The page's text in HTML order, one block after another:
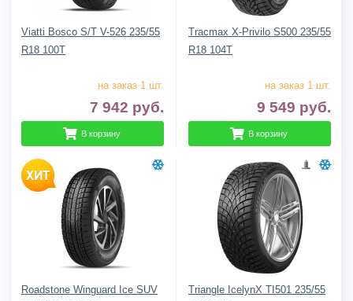
Viatti Bosco S/T V-526 235/55
R18 100T
на заказ 1 шт.
7 942 руб.
В корзину
Tracmax X-Privilo S500 235/55
R18 104T
на заказ 1 шт.
9 549 руб.
В корзину
Roadstone Winguard Ice SUV
Triangle IcelynX TI501 235/55